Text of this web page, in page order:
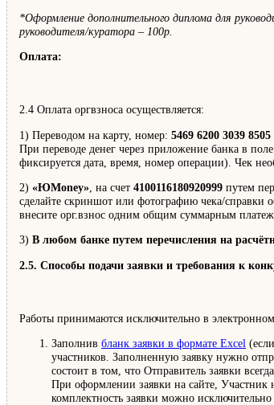
*Оформление дополнительного диплома для
руководителя/куратора – 100р.
Оплата:
2.4 Оплата оргвзноса осуществляется:
1) Переводом на карту, номер: 5469 6200 3039
При переводе денег через приложение банка в
фиксируется дата, время, номер операции). Чек
2) «ЮMoney» , на счет 4100116180920999 путем
сделайте скриншот или фотографию чека/справки
внесите орг.взнос одним общим суммарным
3) В любом банке путем перечисления на
2.5. Способы подачи заявки и требования к
Работы принимаются исключительно в
Заполнив бланк заявки в формате Excel
участников. Заполненную заявку нужно
состоит в том, что Отправитель заявки
При оформлении заявки на сайте, Участник
комплектность заявки можно